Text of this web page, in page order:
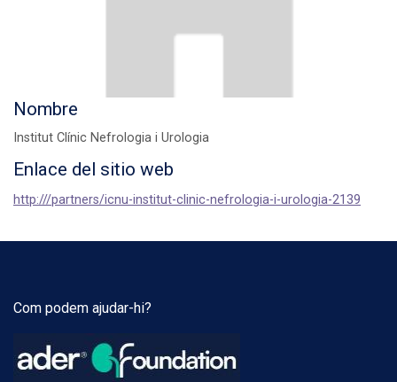
Nombre
Institut Clínic Nefrologia i Urologia
Enlace del sitio web
http:///partners/icnu-institut-clinic-nefrologia-i-urologia-2139
Com podem ajudar-hi?